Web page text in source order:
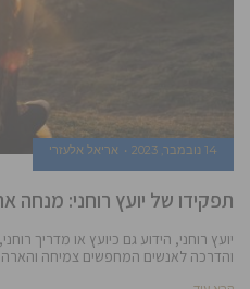
14 נובמבר, 2023 אריאל אלעזרי
תפקידו של יועץ רוחני: מנחה
יועץ רוחני, הידוע גם כיועץ או מדריך
והדרכה לאנשים המחפשים צמיחה והארה